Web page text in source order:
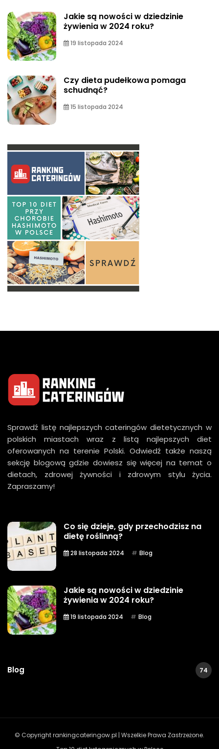
Jakie są nowości w dziedzinie
żywienia w 2024 roku?
19 listopada 2024
Czy dieta pudełkowa pomaga
schudnąć?
15 listopada 2024
Sprawdź listę najlepszych cateringów dietetycznych w
polskich miastach wraz z listą najlepszych diet
oferowanych na terenie Polski. Odwiedź także naszą
sekcję blogową gdzie dowiesz się więcej na temat o
dietach, zdrowej żywności i zdrowym stylu życia.
Zapraszamy!
Co się dzieje, gdy przechodzisz na
dietę roślinną?
28 listopada 2024 Blog
Jakie są nowości w dziedzinie
żywienia w 2024 roku?
19 listopada 2024 Blog
Blog 74
© Copyright rankingcateringow.pl | Wszelkie Prawa Zastrzeżone.